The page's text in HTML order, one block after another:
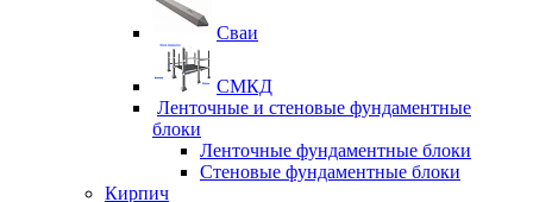
Сваи
СМКД
Ленточные и стеновые фундаментные
блоки
Ленточные фундаментные блоки
Стеновые фундаментные блоки
Кирпич